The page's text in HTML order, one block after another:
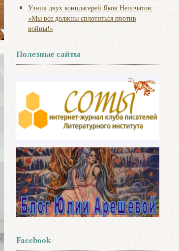
Узник двух концлагерей Яков Непочатов:
«Мы все должны сплотиться против
войны!»
Полезные сайты
Facebook